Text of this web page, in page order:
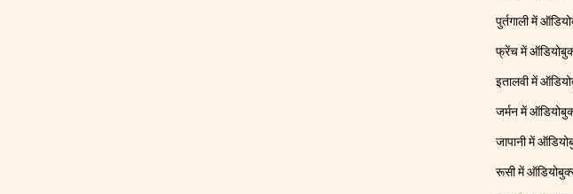
पुर्तगाली में
फ्रेंच में
इतालवी में
जर्मन में
जापानी में
रूसी में